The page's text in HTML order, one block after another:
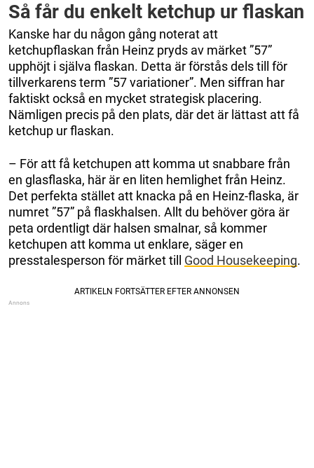
Så får du enkelt ketchup ur flaskan
Kanske har du någon gång noterat att
ketchupflaskan från Heinz pryds av märket ”57”
upphöjt i själva flaskan. Detta är förstås dels till för
tillverkarens term ”57 variationer”. Men siffran har
faktiskt också en mycket strategisk placering.
Nämligen precis på den plats, där det är lättast att få
ketchup ur flaskan.
– För att få ketchupen att komma ut snabbare från
en glasflaska, här är en liten hemlighet från Heinz.
Det perfekta stället att knacka på en Heinz-flaska, är
numret ”57” på flaskhalsen. Allt du behöver göra är
peta ordentligt där halsen smalnar, så kommer
ketchupen att komma ut enklare, säger en
presstalesperson för märket till Good Housekeeping.